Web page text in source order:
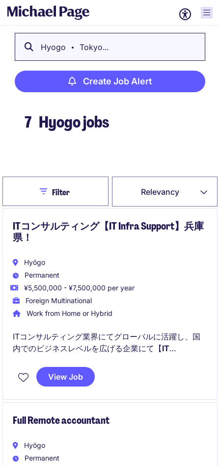
Hyogo Tokyo...
Create Job Alert
7 Hyogo jobs
Relevancy
CloseFilter
ITコンサルティング【IT Infra Support】兵庫
県！
Hyōgo
Permanent
¥5,500,000 - ¥7,500,000 per year
Foreign Multinational
Work from Home or Hybrid
ITコンサルティング業界にてグローバルに活躍し、国
内でのビジネスレベルを広げる企業にて【IT
ンが募集しています！
View Job
Full Remote accountant
Hyōgo
Permanent